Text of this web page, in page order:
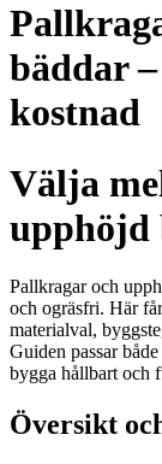
bäddar
kostnad
Välja
upphöjd
Pallkragar och
och ogräsfri. Här
materialval,
Guiden passar
bygga hållbart och
Översikt